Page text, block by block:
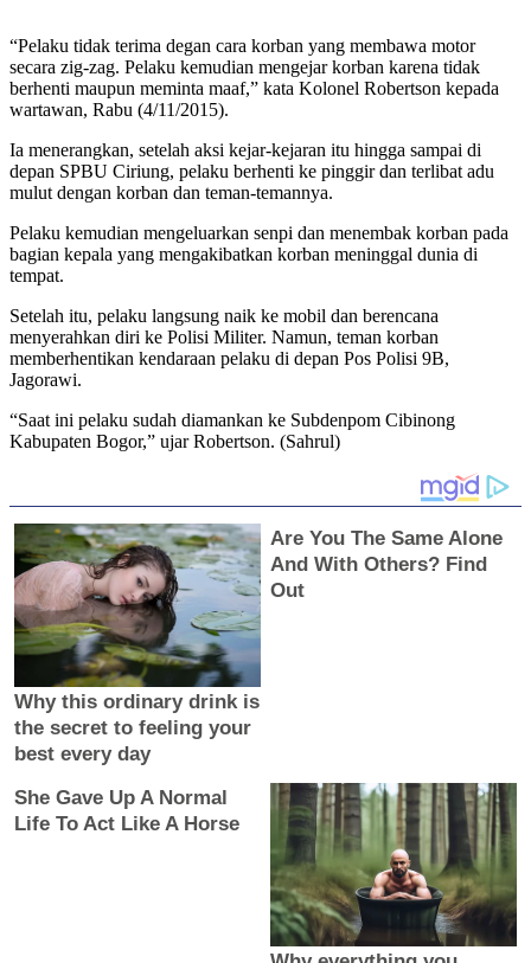
“Pelaku tidak terima degan cara korban yang membawa motor
secara zig-zag. Pelaku kemudian mengejar korban karena tidak
berhenti maupun meminta maaf,” kata Kolonel Robertson kepada
wartawan, Rabu (4/11/2015).
Ia menerangkan, setelah aksi kejar-kejaran itu hingga sampai di
depan SPBU Ciriung, pelaku berhenti ke pinggir dan terlibat adu
mulut dengan korban dan teman-temannya.
Pelaku kemudian mengeluarkan senpi dan menembak korban pada
bagian kepala yang mengakibatkan korban meninggal dunia di
tempat.
Setelah itu, pelaku langsung naik ke mobil dan berencana
menyerahkan diri ke Polisi Militer. Namun, teman korban
memberhentikan kendaraan pelaku di depan Pos Polisi 9B,
Jagorawi.
“Saat ini pelaku sudah diamankan ke Subdenpom Cibinong
Kabupaten Bogor,” ujar Robertson. (Sahrul)